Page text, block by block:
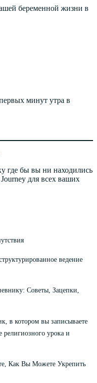
беременной жизни в
минут утра в
где бы вы ни находились
для всех ваших
ведение
Советы, Зацепки,
в котором вы записываете
урока и
Как Вы Можете Укрепить